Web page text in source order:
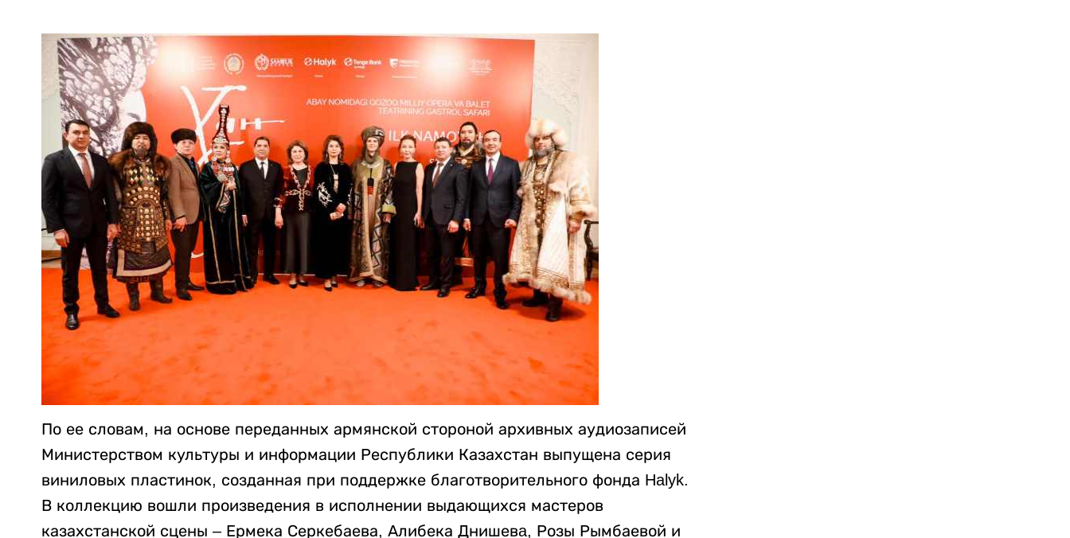
По ее словам, на основе переданных армянской стороной архивных аудиозаписей
Министерством культуры и информации Республики Казахстан выпущена серия
виниловых пластинок, созданная при поддержке благотворительного фонда Halyk.
В коллекцию вошли произведения в исполнении выдающихся мастеров
казахстанской сцены – Ермека Серкебаева, Алибека Днишевa, Розы Рымбаевой и